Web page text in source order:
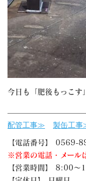
今日も「肥後もっこす
配管工事≫ 製缶工
【電話番号】 0569-
※営業の電話・メール
【営業時間】 8:00～